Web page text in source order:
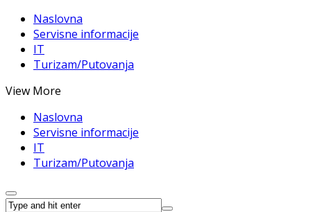
Naslovna
Servisne informacije
IT
Turizam/Putovanja
View More
Naslovna
Servisne informacije
IT
Turizam/Putovanja